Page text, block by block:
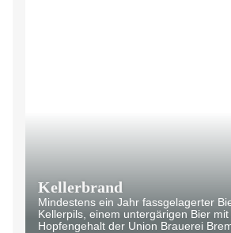
Kellerbrand
Mindestens ein Jahr fassgelagerter
Kellerpils, einem untergärigen Bier
Hopfengehalt der Union Brauerei